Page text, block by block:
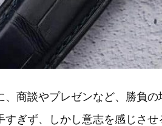
、商談やプレゼンなど、勝負
すぎず、しかし意志を感じさ